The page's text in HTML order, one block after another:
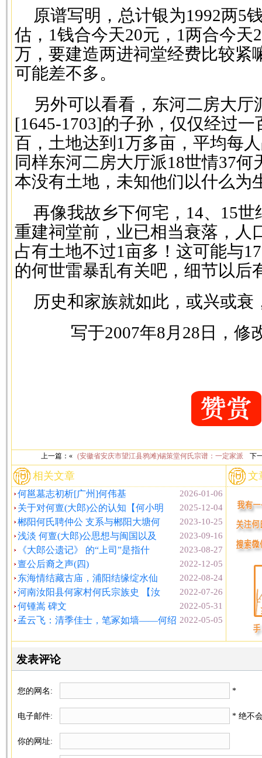
原谱写明，总计银为1992两5
估，1钱合今天20元，1两合今天
万，要建造两进祠堂经费比较紧
可能差不多。
另外可以看看，东河二房大厅
[1645-1703]的子孙，仅仅经过
百，土地达到1万多亩，平均每
同样东河二房大厅派18世情37
本没有土地，未知他们以什么为
再像我故乡下何宅，14、15
重建祠堂前，业已相当衰落，人
占有土地不过1亩多！这可能与
的何世雷暴乱有关吧，细节以后
历史和家族就如此，或兴或衰
写于2007年8月28日，修
上一篇：« (安徽省安庆市望江县鸦滩)锡策堂何氏宗谱：一定家派 下
相关文章
2026-01-06
何邕墓志初析[广州]何伟基
2025-12-04
关于对何亶(大郎)公的认知【何小明
2023-10-25
郴阳何氏聘仲公 支系与郴阳大塘何
2023-09-16
浅淡 何亶(大郎)公思想与闽国以及
2023-08-27
《大郎公遗记》 的“上司”是指什
2022-12-05
亶公后裔之声(四)
2022-08-24
东海情结藏古庙，浦阳结缘绽水仙
2022-07-26
河南汝阳县何家村何氏宗族史 【汝
2022-05-31
何锺嵩 碑文
2022-05-05
孟云飞：清季佳士，笔冢如墙——何绍
文
发表评论
您的网名: *
电子邮件: * 绝不
你的网址: